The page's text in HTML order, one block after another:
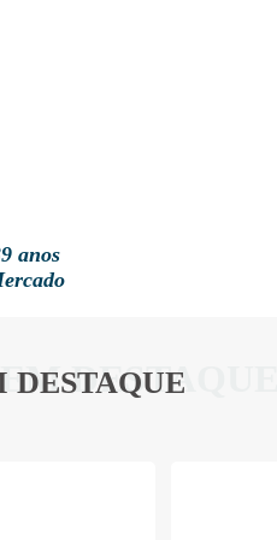
anos
DESTAQUE
DESTAQUE